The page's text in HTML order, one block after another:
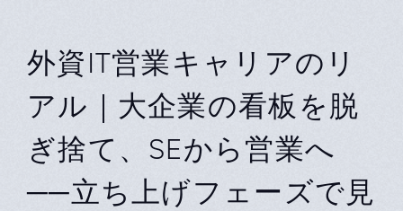
外資IT営業キャリアのリ
アル｜大企業の看板を脱
ぎ捨て、SEから営業へ
──立ち上げフェーズで見